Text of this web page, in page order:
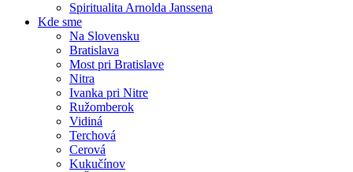
Spiritualita Arnolda Janssena
Kde sme
Na Slovensku
Bratislava
Most pri Bratislave
Nitra
Ivanka pri Nitre
Ružomberok
Vidiná
Terchová
Cerová
Kukučínov